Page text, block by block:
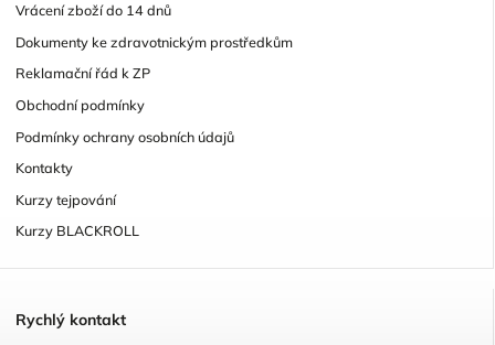
Vrácení zboží do 14 dnů
Dokumenty ke zdravotnickým prostředkům
Reklamační řád k ZP
Obchodní podmínky
Podmínky ochrany osobních údajů
Kontakty
Kurzy tejpování
Kurzy BLACKROLL
Rychlý kontakt